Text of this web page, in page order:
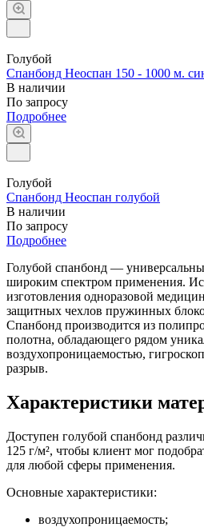
Голубой
Спанбонд Неоспан 150 - 1000 м.
В наличии
По запросу
Подробнее
Голубой
Спанбонд Неоспан голубой
В наличии
По запросу
Подробнее
Голубой спанбонд —
широким спектром применения.
изготовления одноразовой
защитных чехлов пружинных
Спанбонд производится из
полотна, обладающего рядом
воздухопроницаемостью,
разрыв.
Характеристики
Доступен голубой спанбонд
125 г/м², чтобы клиент мог
для любой сферы применения.
Основные характеристики:
воздухопроницаемость;